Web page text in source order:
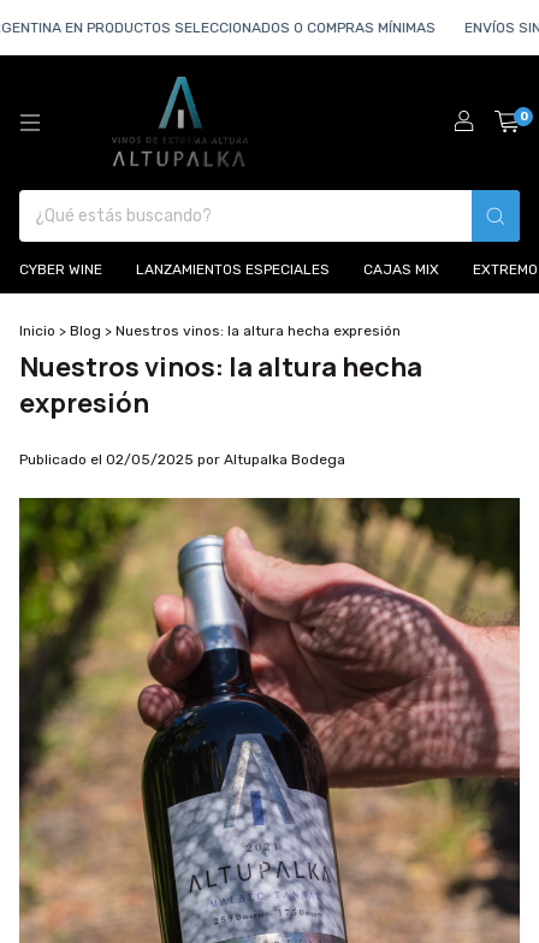
EN PRODUCTOS SELECCIONADOS O COMPRAS MÍNIMAS ENVÍOS SIN
0
CYBER WINE LANZAMIENTOS ESPECIALES CAJAS MIX EXTREMO
Inicio > Blog > Nuestros vinos: la altura hecha expresión
Nuestros vinos: la altura hecha
expresión
Publicado el 02/05/2025 por Altupalka Bodega